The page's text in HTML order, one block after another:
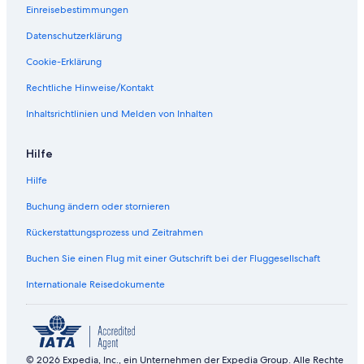
Schildorn Hotels
Einreisebestimmungen
Datenschutzerklärung
Cookie-Erklärung
Rechtliche Hinweise/Kontakt
Inhaltsrichtlinien und Melden von Inhalten
Hilfe
Hilfe
Buchung ändern oder stornieren
Rückerstattungsprozess und Zeitrahmen
Buchen Sie einen Flug mit einer Gutschrift bei der Fluggesellschaft
Internationale Reisedokumente
© 2026 Expedia, Inc., ein Unternehmen der Expedia Group. Alle Rechte